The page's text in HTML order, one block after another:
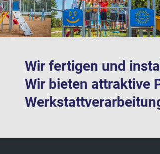
Wir fertigen und
Wir bieten attraktive